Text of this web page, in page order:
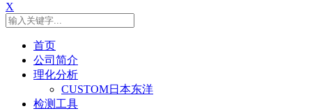
X
首页
公司简介
理化分析
CUSTOM日本东洋
检测工具